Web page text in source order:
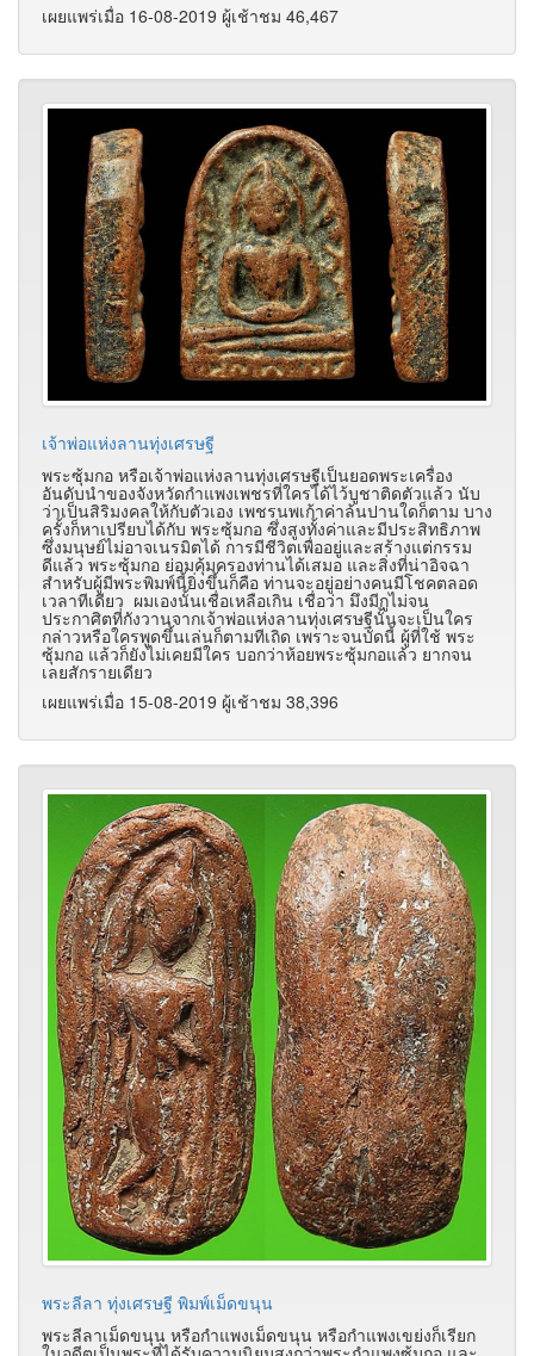
เผยแพร่เมื่อ 16-08-2019 ผู้เช้าชม 46,467
เจ้าพ่อแห่งลานทุ่งเศรษฐี
พระซุ้มกอ หรือเจ้าพ่อแห่งลานทุ่งเศรษฐีเป็นยอดพระเครื่อง
อันดับนำของจังหวัดกำแพงเพชรที่ใครได้ไว้บูชาติดตัวแล้ว นับ
ว่าเป็นสิริมงคลให้กับตัวเอง เพชรนพเก้าค่าล้นปานใดก็ตาม บาง
ครั้งก็หาเปรียบได้กับ พระซุ้มกอ ซึ่งสูงทั้งค่าและมีประสิทธิภาพ
ซึ่งมนุษย์ไม่อาจเนรมิตได้ การมีชีวิตเพื่ออยู่และสร้างแต่กรรม
ดีแล้ว พระซุ้มกอ ย่อมคุ้มครองท่านได้เสมอ และสิ่งที่น่าอิจฉา
สำหรับผู้มีพระพิมพ์นี้ยิ่งขึ้นก็คือ ท่านจะอยู่อย่างคนมีโชคตลอด
เวลาทีเดียว ผมเองนั้นเชื่อเหลือเกิน เชื่อว่า มึงมีกูไม่จน
ประกาศิตที่กังวานจากเจ้าพ่อแห่งลานทุ่งเศรษฐีนั้นจะเป็นใคร
กล่าวหรือใครพูดขึ้นเล่นก็ตามทีเถิด เพราะจนบัดนี้ ผู้ที่ใช้ พระ
ซุ้มกอ แล้วก็ยังไม่เคยมีใคร บอกว่าห้อยพระซุ้มกอแล้ว ยากจน
เลยสักรายเดียว
เผยแพร่เมื่อ 15-08-2019 ผู้เช้าชม 38,396
พระลีลา ทุ่งเศรษฐี พิมพ์เม็ดขนุน
พระลีลาเม็ดขนุน หรือกำแพงเม็ดขนุน หรือกำแพงเขย่งก็เรียก